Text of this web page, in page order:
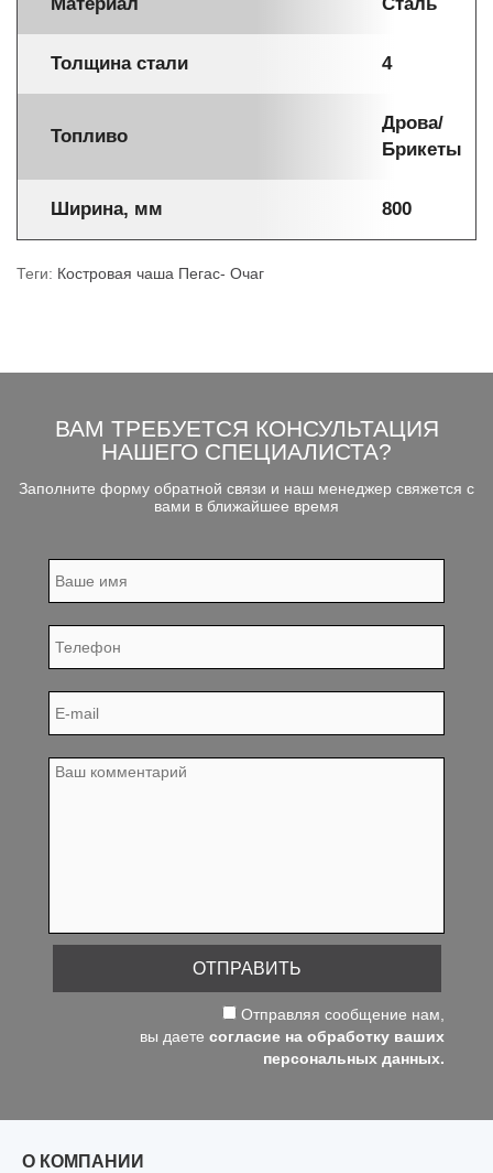
Толщина стали 4
Топливо
Дрова/
Брикеты
Ширина, мм 800
Теги: Костровая чаша Пегас- Очаг
ВАМ ТРЕБУЕТСЯ КОНСУЛЬТАЦИЯ
НАШЕГО СПЕЦИАЛИСТА?
Заполните форму обратной связи и наш менеджер свяжется с
вами в ближайшее время
Отправляя сообщение нам,
вы даете согласие на обработку ваших
персональных данных.
ОТПРАВИТЬ
О КОМПАНИИ